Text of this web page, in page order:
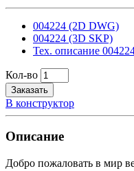
004224 (2D DWG)
004224 (3D SKP)
Тех. описание
Кол-во
Заказать
В конструктор
Описание
Добро пожаловать в мир